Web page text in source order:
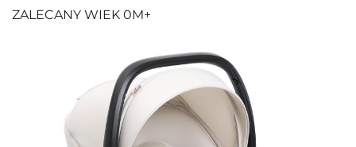
ZALECANY WIEK 0M+